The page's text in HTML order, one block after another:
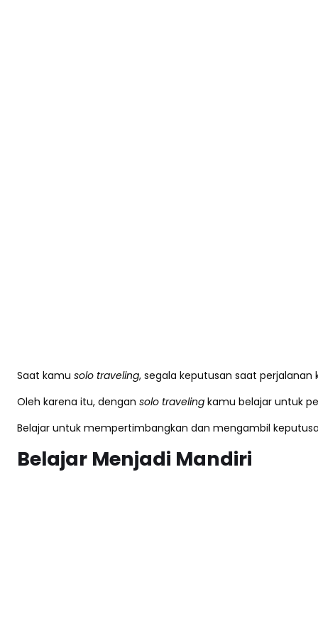
Saat kamu solo traveling, segala keputusan saat
Oleh karena itu, dengan solo traveling kamu belajar untuk
Belajar untuk mempertimbangkan dan mengambil
Belajar Menjadi Mandiri